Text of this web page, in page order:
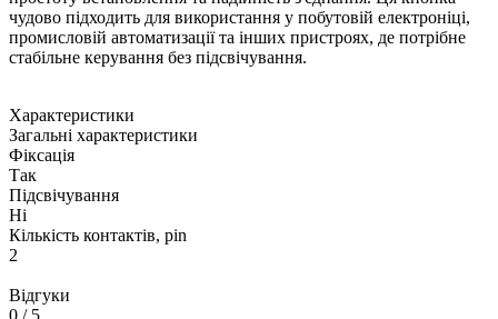
чудово підходить для використання у побутовій електроніці,
промисловій автоматизації та інших пристроях, де потрібне
стабільне керування без підсвічування.
Характеристики
Загальні характеристики
Фіксація
Так
Підсвічування
Ні
Кількість контактів, pin
2
Відгуки
0 / 5